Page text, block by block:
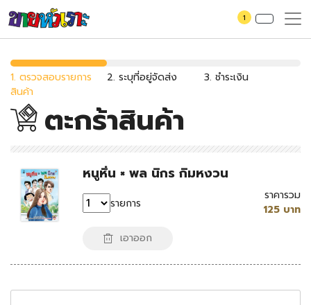
1
1. ตรวจสอบรายการ
สินค้า
2. ระบุที่อยู่จัดส่ง 3. ชำระเงิน
ตะกร้าสินค้า
หนูหิ่น × พล นิกร กิมหงวน
รายการ
เอาออก
ราคารวม
125 บาท